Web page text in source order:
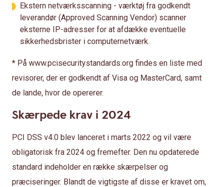
Ekstern netværksscanning - værktøj fra godkendt
leverandør (Approved Scanning Vendor) scanner
eksterne IP-adresser for at afdække eventuelle
sikkerhedsbrister i computernetværk.
* På www.pcisecuritystandards.org findes en liste med
revisorer, der er godkendt af Visa og MasterCard, samt
de lande, hvor de opererer.
Skærpede krav i 2024
PCI DSS v4.0 blev lanceret i marts 2022 og vil være
obligatorisk fra 2024 og fremefter. Den nu opdaterede
standard indeholder en række skærpelser og
præciseringer. Blandt de vigtigste af disse er kravet om,